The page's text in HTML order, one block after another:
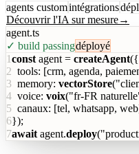
agents customintégrations
Découvrir l'IA sur mesure→
agent.ts
✓ build passingdéployé
1const agent = createAgent({
2
tools: [crm, agenda,
3
  memory:
vectorStore(
4
  voice:
voix("fr-FR
5
canaux: [tel, whatsapp,
6});
7await agent.deploy(